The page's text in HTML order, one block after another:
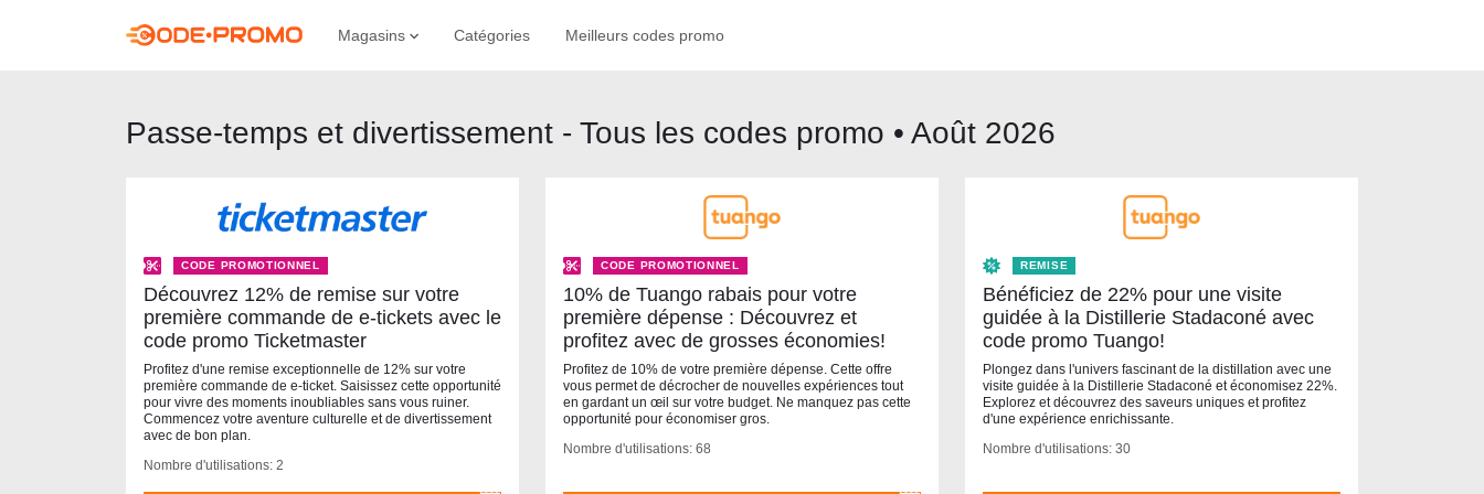
Magasins Catégories Meilleurs codes promo
Passe-temps et divertissement - Tous les codes promo • Août 2026
CODE PROMOTIONNEL
Découvrez 12% de remise sur votre
première commande de e-tickets avec le
code promo Ticketmaster
Profitez d'une remise exceptionnelle de 12% sur votre
première commande de e-ticket. Saisissez cette opportunité
pour vivre des moments inoubliables sans vous ruiner.
Commencez votre aventure culturelle et de divertissement
avec de bon plan.
Nombre d'utilisations: 2
CODE PROMOTIONNEL
10% de Tuango rabais pour votre
première dépense : Découvrez et
profitez avec de grosses économies!
Profitez de 10% de votre première dépense. Cette offre
vous permet de décrocher de nouvelles expériences tout
en gardant un œil sur votre budget. Ne manquez pas cette
opportunité pour économiser gros.
Nombre d'utilisations: 68
REMISE
Bénéficiez de 22% pour une visite
guidée à la Distillerie Stadaconé avec
code promo Tuango!
Plongez dans l'univers fascinant de la distillation avec une
visite guidée à la Distillerie Stadaconé et économisez 22%.
Explorez et découvrez des saveurs uniques et profitez
d'une expérience enrichissante.
Nombre d'utilisations: 30